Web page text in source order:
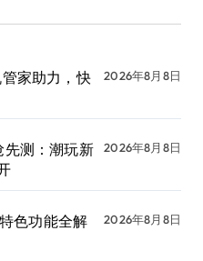
家助力，快
2026年8月8日
先测：潮玩新
2026年8月8日
色功能全解
2026年8月8日